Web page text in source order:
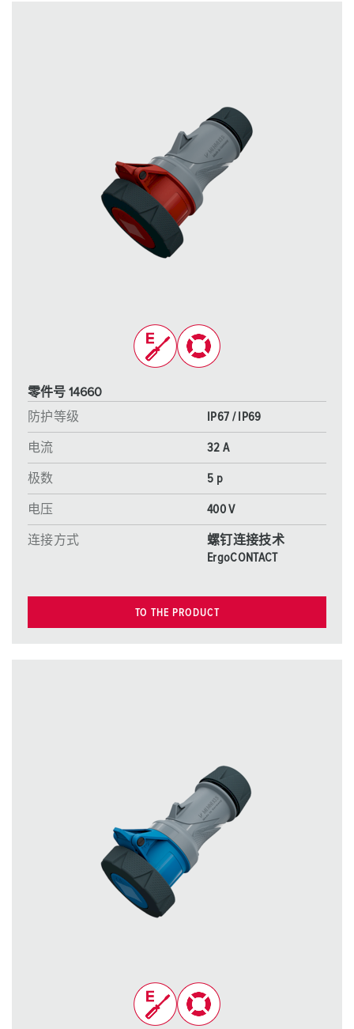
零件号 14660
防护等级
IP67 / IP69
电流 32 A
极数 5 p
电压 400 V
连接方式
螺钉连接技术
ErgoCONTACT
TO THE PRODUCT